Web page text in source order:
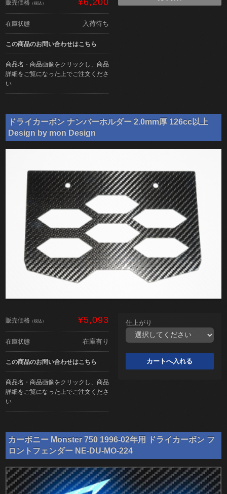
販売価格 （税込） ¥6,200
在庫状態 入荷待ち
この商品のお問い合わせはこちら
商品名・商品画像をクリックし、商品
詳細をご覧になった上でご注文くださ
い
ドライカーボン ナンバーホルダー 2.0mm厚 126cc以上
Design by mon Design
販売価格 （税込） ¥5,093
在庫状態 在庫有り
この商品のお問い合わせはこちら
商品名・商品画像をクリックし、商品
詳細をご覧になった上でご注文くださ
い
仕上がり
カーボニー Monster 750 1996-02年用 ドライカーボン フ
ロントフェンダー NE-DU-MO-224